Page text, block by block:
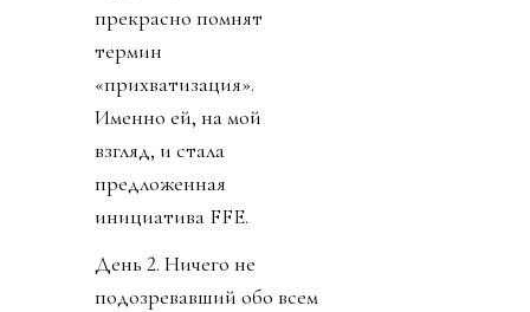
прекрасно помнят
термин
«прихватизация».
Именно ей, на мой
взгляд, и стала
предложенная
инициатива FFE.
День 2. Ничего не
подозревавший обо всем